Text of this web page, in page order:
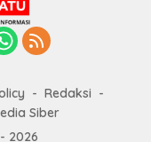
Redaksi
Siber
2026